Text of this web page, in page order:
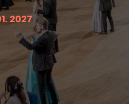
2027